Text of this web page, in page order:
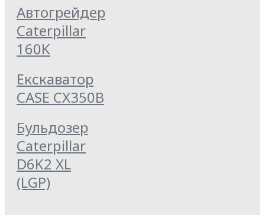
Автогрейдер
Caterpillar
160K
Екскаватор
CASE CX350B
Бульдозер
Caterpillar
D6K2 XL
(LGP)